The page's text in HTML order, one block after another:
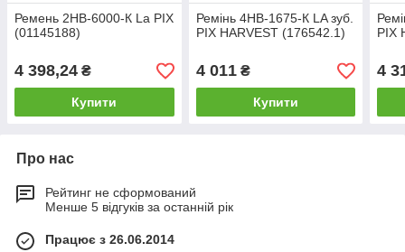
Ремень 2НВ-6000-К La PIX
(01145188)
4 398,24 ₴
Купити
Ремінь 4НВ-1675-К LA зуб.
PIX HARVEST (176542.1)
4 011₴
Купити
PIX
4
Про нас
Рейтинг не сформований
Менше 5 відгуків за останній рік
Працює з 26.06.2014